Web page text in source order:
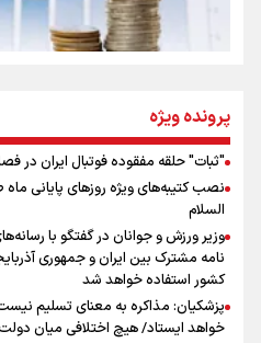
روایت ایران از کنار
جمله‌ای که بغض
تهران رفتند»
سه حسرتی که به دلم
اینفو برنا/ میزان مالیات بر
پرونده ویژه
"ثبات" حلقه مفقوده فوتبال ایران در
نصب کتیبه‌های ویژه روزهای پایانی ماه
السلام
وزیر ورزش و جوانان در گفتگو با
نامه مشترک بین ایران و جمهوری
کشور استفاده خواهد شد
پزشکیان: مذاکره به معنای تسلیم
خواهد ایستاد/ هیچ اختلافی میان